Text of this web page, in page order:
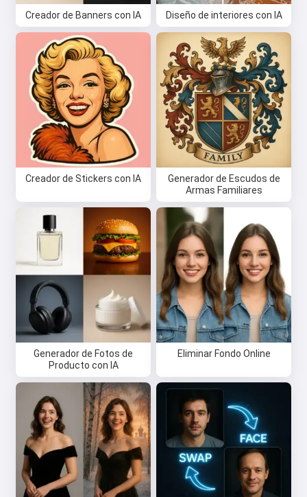
Creador de Banners con IA Diseño de interiores con IA
Creador de Stickers con IA
Generador de Escudos de
Armas Familiares
Generador de Fotos de
Producto con IA
Eliminar Fondo Online